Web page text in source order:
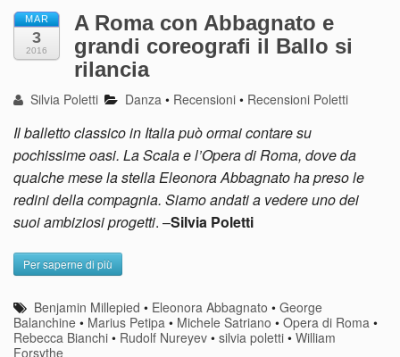
MAR
3
2016
A Roma con Abbagnato e
grandi coreografi il Ballo si
rilancia
Silvia Poletti Danza • Recensioni • Recensioni Poletti
Il balletto classico in Italia può ormai contare su
pochissime oasi. La Scala e l’Opera di Roma, dove da
qualche mese la stella Eleonora Abbagnato ha preso le
redini della compagnia. Siamo andati a vedere uno dei
suoi ambiziosi progetti. –Silvia Poletti
Per saperne di più
Benjamin Millepied • Eleonora Abbagnato •George
Balanchine • Marius Petipa • Michele Satriano • Opera di Roma •
Rebecca Bianchi • Rudolf Nureyev • silvia poletti • William
Forsythe